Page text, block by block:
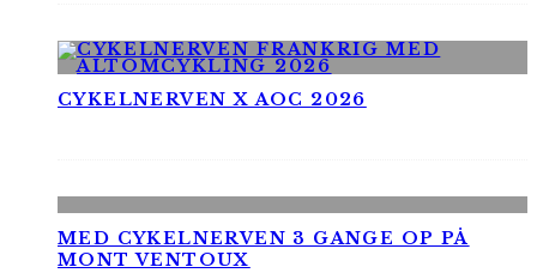
CYKELNERVEN X AOC 2026
MED CYKELNERVEN 3 GANGE OP PÅ
MONT VENTOUX